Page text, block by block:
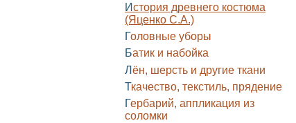
История древнего костюма
(Яценко С.А.)
Головные уборы
Батик и набойка
Лён, шерсть и другие ткани
Ткачество, текстиль, прядение
Гербарий, аппликация из
соломки